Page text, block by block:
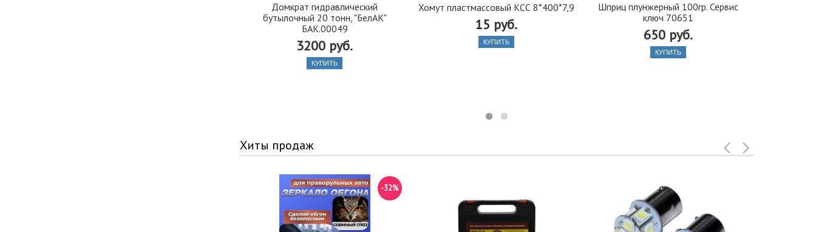
Домкрат гидравлический
бутылочный 20 тонн, "БелАК"
БАК.00049
3200 руб.
КУПИТЬ
Хомут пластмассовый КСС 8*400*7,9
15 руб.
КУПИТЬ
Шприц плунжерный 100гр. Сервис
ключ 70651
650 руб.
КУПИТЬ
Хиты продаж
-32%